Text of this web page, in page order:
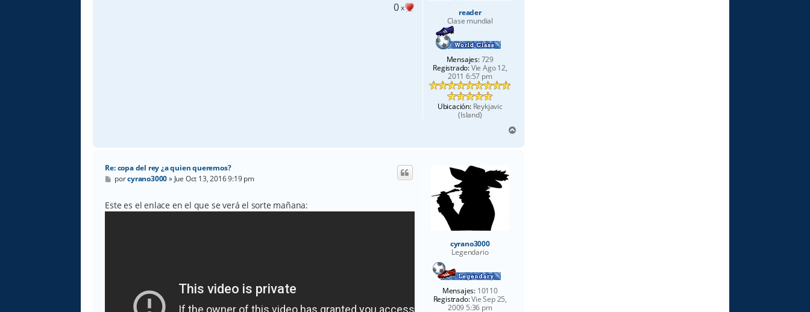
reader
Clase mundial
Mensajes:729
Registrado:Vie Ago 12,
2011 6:57 pm
Ubicación:Reykjavic
(Island)
0x
r
cyrano3000
Legendario
Mensajes: 10110
Registrado:Vie Sep 25,
2009 5:36 pm
Re: copa del rey ¿a quien queremos?
M
e
s
a
porcyrano3000» Jue Oct 13, 2016 9:19 pm
Este es el enlace en el que se verá el sorte mañana: